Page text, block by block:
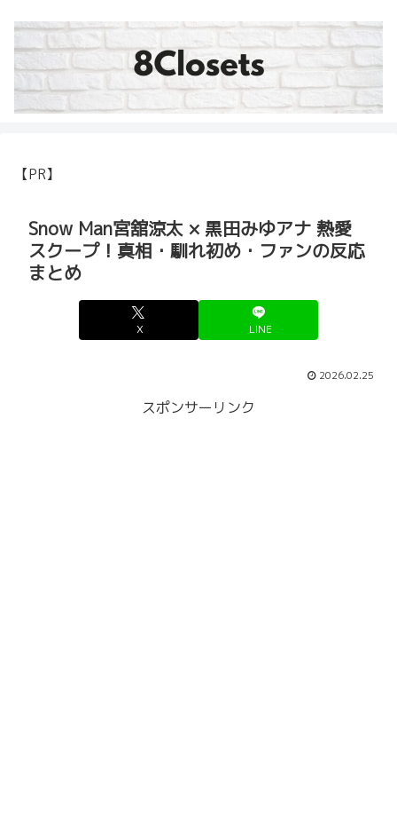
【PR】
Snow Man宮舘涼太 × 黒田みゆアナ 熱愛
スクープ！真相・馴れ初め・ファンの反応
まとめ
X LINE
2026.02.25
スポンサーリンク